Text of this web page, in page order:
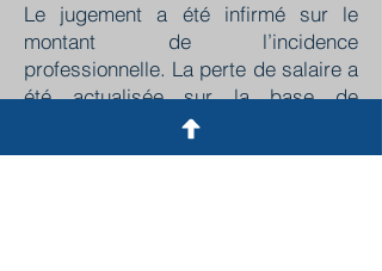
Le jugement a été infirmé sur le
montant de l’incidence
professionnelle. La perte de salaire a
été actualisée sur la base de
l’incidence des prix à la
consommation et la perte des droits